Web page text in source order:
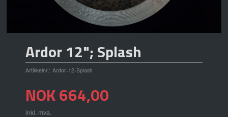
Ardor 12"; Splash
Artikkelnr.: Ardor-12-Splash
Pris
NOK664,00
inkl. mva.